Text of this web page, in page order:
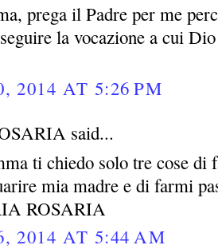
prega il Padre per me
la vocazione a cui
2014 AT 5:26 PM
said...
ti chiedo solo tre cose di
mia madre e di farmi
ROSARIA
2014 AT 5:44 AM